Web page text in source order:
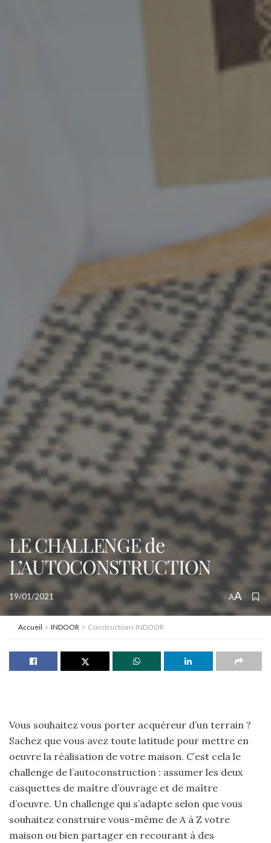
LE CHALLENGE de
L’AUTOCONSTRUCTION
19/01/2021 AA
Accueil INDOOR Constructions INDOOR
Vous souhaitez vous porter acquéreur d’un terrain ?
Sachez que vous avez toute latitude pour mettre en
oeuvre la réalisation de votre maison. C’est cela le
challenge de l’autoconstruction : assumer les deux
casquettes de maître d’ouvrage et de maître
d’oeuvre. Un challenge qui s’adapte selon que vous
souhaitez construire vous-même de A à Z votre
maison ou bien partager en recourant à des